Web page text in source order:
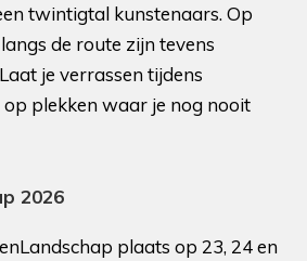
twintigtal kunstenaars. Op
de route zijn tevens
je verrassen tijdens
plekken waar je nog nooit
2026
plaats op 23, 24 en